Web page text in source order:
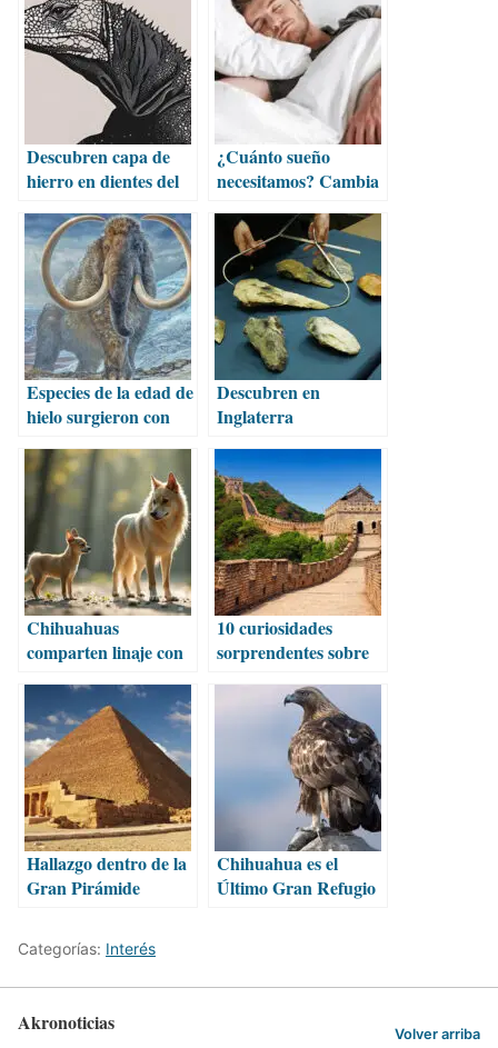
Descubren capa de
hierro en dientes del
¿Cuánto sueño
necesitamos? Cambia
género
Especies de la edad de
hielo surgieron con
Descubren en
Inglaterra
Paleolítico Edad de
Hielo
Chihuahuas
comparten linaje con
10 curiosidades
sorprendentes sobre
Hallazgo dentro de la
Gran Pirámide
historia”
Chihuahua es el
Último Gran Refugio
Categorías: Interés
Akronoticias Volver arriba